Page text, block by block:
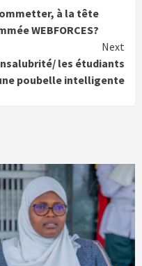
à la tête
WEBFORCES?
Next
les étudiants
poubelle intelligente